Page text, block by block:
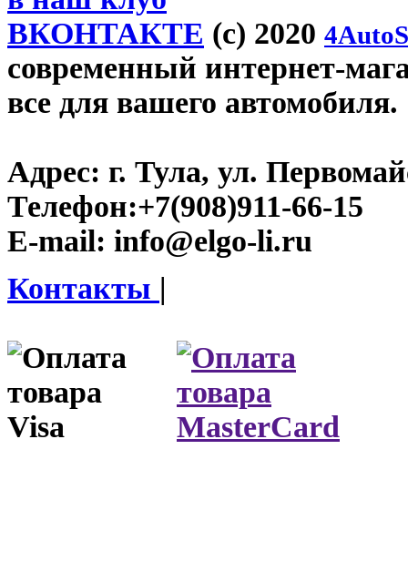
ВКОНТАКТЕ (c) 2020
современный интернет-
все для вашего автомобиля.
Адрес: г. Тула, ул.
Телефон:+7(908)911-66-15
E-mail: info@elgo-li.ru
Контакты |